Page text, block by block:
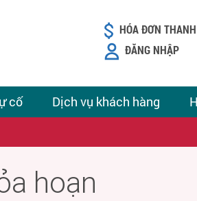
cố Dịch vụ khách hàng
HÓA ĐƠN
ĐĂNG NHẬP
hoạn